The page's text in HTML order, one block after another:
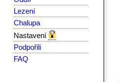
Lezení
Chalupa
Nastavení
Podpořili
FAQ